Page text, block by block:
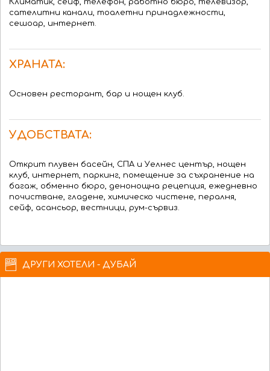
Климатик, сейф, телефон, работно бюро, телевизор,
сателитни канали, тоалетни принадлежности,
сешоар, интернет.
ХРАНАТА:
Основен ресторант, бар и нощен клуб.
УДОБСТВАТА:
Открит плувен басейн, СПА и Уелнес център, нощен
клуб, интернет, паркинг, помещение за съхранение на
багаж, обменно бюро, денонощна рецепция, ежедневно
почистване, гладене, химическо чистене, пералня,
сейф, асансьор, вестници, рум-сървиз.
ДРУГИ ХОТЕЛИ - ДУБАЙ